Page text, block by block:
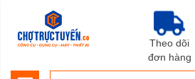
Theo dõi
đơn hàng